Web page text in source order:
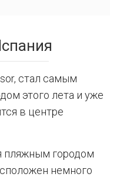
стал самым
этого лета и уже
в центре
пляжным городом
немного